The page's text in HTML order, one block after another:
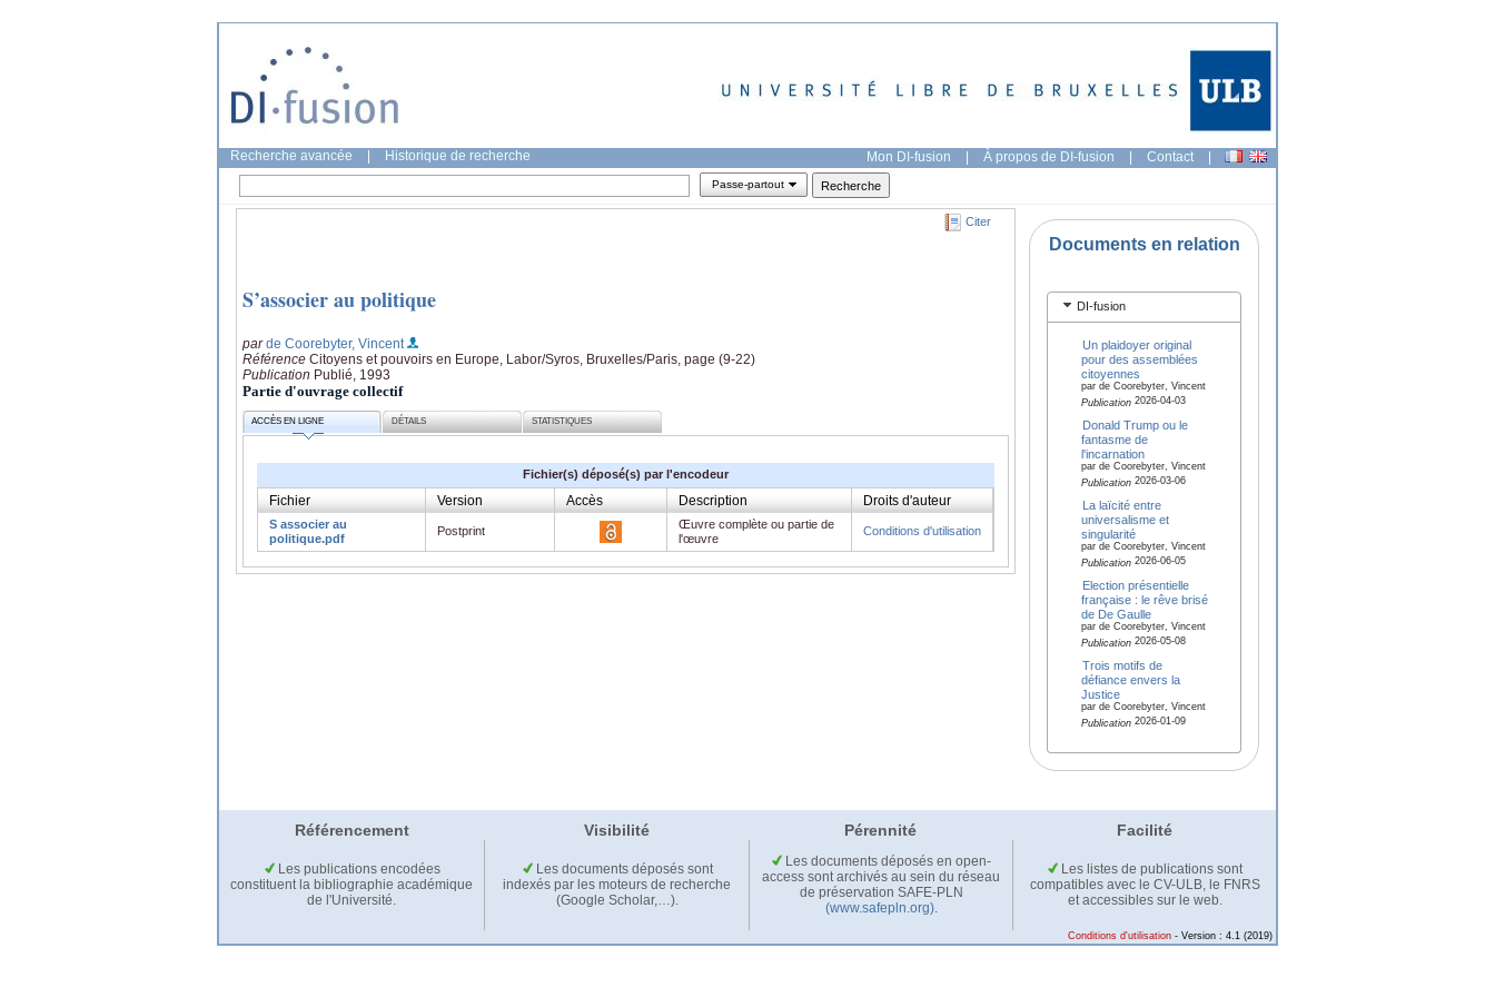
Recherche avancée Historique de recherche Mon DI-fusion | À propos de DI-fusion | Contact |
Passe-partout
Citer
S’associer au politique
parde Coorebyter, Vincent
Référence Citoyens et pouvoirs en Europe, Labor/Syros, Bruxelles/Paris, page (9-22)
Publication Publié, 1993
Partie d'ouvrage collectif
ACCÈS EN LIGNE DÉTAILS STATISTIQUES
Fichier(s) déposé(s) par l'encodeur
Fichier Version Accès Description Droits d'auteur
S associer au
politique.pdf
Postprint
Œuvre complète ou partie de
l'œuvre
Conditions d'utilisation
Documents en relation
DI-fusion
Un plaidoyer original
pour des assemblées
citoyennes
par de Coorebyter, Vincent
Publication2026-04-03
Donald Trump ou le
fantasme de
l'incarnation
par de Coorebyter, Vincent
Publication2026-03-06
La laïcité entre
universalisme et
singularité
par de Coorebyter, Vincent
Publication2026-06-05
Election présentielle
française : le rêve brisé
de De Gaulle
par de Coorebyter, Vincent
Publication2026-05-08
Trois motifs de
défiance envers la
Justice
par de Coorebyter, Vincent
Publication2026-01-09
Référencement Visibilité Pérennité Facilité
Les publications encodées
constituent la bibliographie académique
de l'Université.
Les documents déposés sont
indexés par les moteurs de recherche
(Google Scholar,…).
Les documents déposés en open-
access sont archivés au sein du réseau
de préservation SAFE-PLN
(www.safepln.org).
Les listes de publications sont
compatibles avec le CV-ULB, le FNRS
et accessibles sur le web.
Conditions d'utilisation - Version : 4.1 (2019)